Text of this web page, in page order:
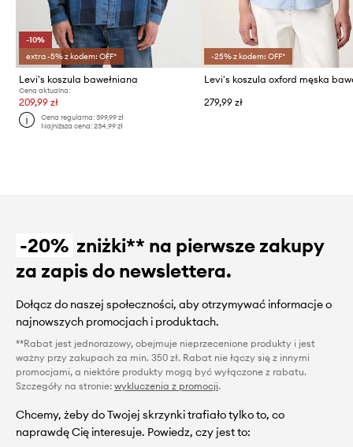
-10%
extra -5% z kodem: OFF*
Levi's koszula bawełniana
Cena aktualna:
209,99 zł
Cena regularna:399,99 zł
Najniższa cena:234,99 zł
-25% z kodem: OFF*
279,99 zł
-20% zniżki** na pierwsze zakupy
za zapis do newslettera.
Dołącz do naszej społeczności, aby otrzymywać informacje o
najnowszych promocjach i produktach.
**Rabat jest jednorazowy, obejmuje nieprzecenione produkty i jest
ważny przy zakupach za min. 350 zł. Rabat nie łączy się z innymi
promocjami, a niektóre produkty mogą być wyłączone z rabatu.
Szczegóły na stronie: wykluczenia z promocji.
Chcemy, żeby do Twojej skrzynki trafiało tylko to, co
naprawdę Cię interesuje. Powiedz, czy jest to: